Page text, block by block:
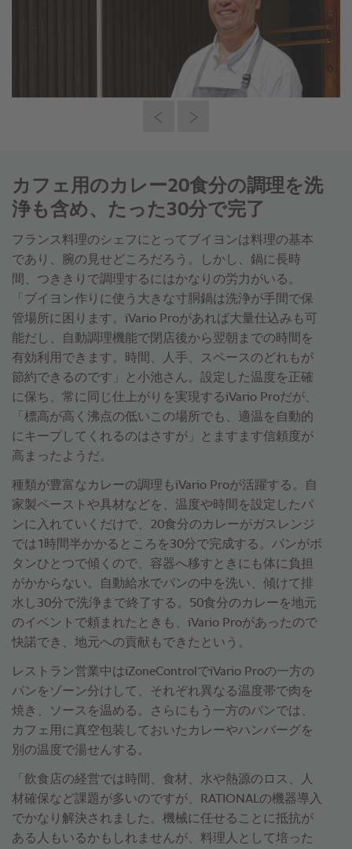
カフェ用のカレー20食分の調理を洗
浄も含め、たった30分で完了
フランス料理のシェフにとってブイヨンは料理の基本
であり、腕の見せどころだろう。しかし、鍋に長時
間、つききりで調理するにはかなりの労力がいる。
「ブイヨン作りに使う大きな寸胴鍋は洗浄が手間で保
管場所に困ります。iVario Proがあれば大量仕込みも可
能だし、自動調理機能で閉店後から翌朝までの時間を
有効利用できます。時間、人手、スペースのどれもが
節約できるのです」と小池さん。設定した温度を正確
に保ち、常に同じ仕上がりを実現するiVario Proだが、
「標高が高く沸点の低いこの場所でも、適温を自動的
にキープしてくれるのはさすが」とますます信頼度が
高まったようだ。
種類が豊富なカレーの調理もiVario Proが活躍する。自
家製ペーストや具材などを、温度や時間を設定したパ
ンに入れていくだけで、20食分のカレーがガスレンジ
では1時間半かかるところを30分で完成する。パンがボ
タンひとつで傾くので、容器へ移すときにも体に負担
がかからない。自動給水でパンの中を洗い、傾けて排
水し30分で洗浄まで終了する。50食分のカレーを地元
のイベントで頼まれたときも、iVario Proがあったので
快諾でき、地元への貢献もできたという。
レストラン営業中はiZoneControlでiVario Proの一方の
パンをゾーン分けして、それぞれ異なる温度帯で肉を
焼き、ソースを温める。さらにもう一方のパンでは、
カフェ用に真空包装しておいたカレーやハンバーグを
別の温度で湯せんする。
「飲食店の経営では時間、食材、水や熱源のロス、人
材確保など課題が多いのですが、RATIONALの機器導入
でかなり解決されました。機械に任せることに抵抗が
ある人もいるかもしれませんが、料理人として培った